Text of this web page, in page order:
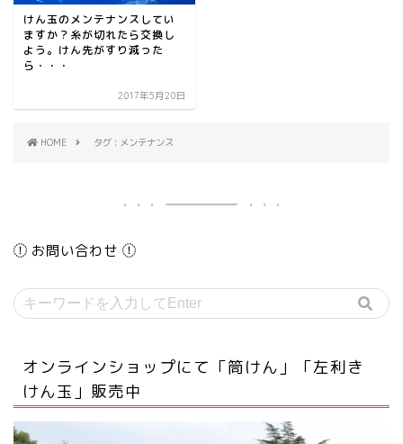
けん玉のメンテナンスしてい
ますか？糸が切れたら交換し
よう。けん先がすり減った
ら・・・
2017年5月20日
HOME タグ : メンテナンス
お問い合わせ
オンラインショップにて「筒けん」「左利き
けん玉」販売中